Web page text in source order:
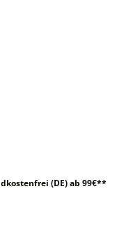
(DE) ab 99€**